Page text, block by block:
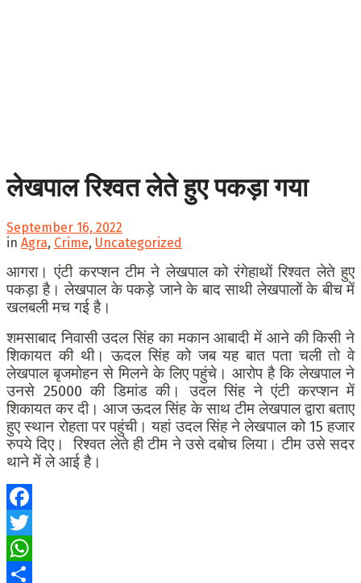
लेखपाल रिश्वत लेते हुए पकड़ा गया
September 16, 2022
in Agra, Crime, Uncategorized
आगरा। एंटी करप्शन टीम ने लेखपाल को रंगेहाथों रिश्वत लेते हुए
पकड़ा है। लेखपाल के पकड़े जाने के बाद साथी लेखपालों के बीच में
खलबली मच गई है।
शमसाबाद निवासी उदल सिंह का मकान आबादी में आने की किसी ने
शिकायत की थी। ऊदल सिंह को जब यह बात पता चली तो वे
लेखपाल बृजमोहन से मिलने के लिए पहुंचे। आरोप है कि लेखपाल ने
उनसे 25000 की डिमांड की। उदल सिंह ने एंटी करप्शन में
शिकायत कर दी। आज ऊदल सिंह के साथ टीम लेखपाल द्वारा बताए
हुए स्थान रोहता पर पहुंची। यहां उदल सिंह ने लेखपाल को 15 हजार
रुपये दिए। रिश्वत लेते ही टीम ने उसे दबोच लिया। टीम उसे सदर
थाने में ले आई है।
Facebook
Twitter
WhatsApp